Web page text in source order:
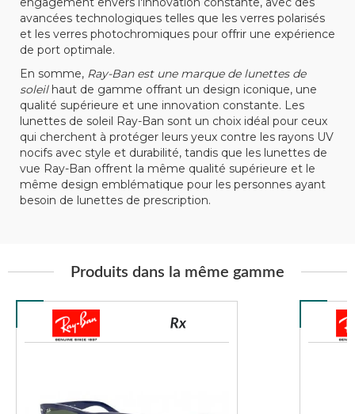
avancées technologiques telles que les verres polarisés
et les verres photochromiques pour offrir une expérience
de port optimale.
En somme, Ray-Ban est une marque de lunettes de
soleilhaut de gamme offrant un design iconique, une
qualité supérieure et une innovation constante. Les
lunettes de soleil Ray-Ban sont un choix idéal pour ceux
qui cherchent à protéger leurs yeux contre les rayons UV
nocifs avec style et durabilité, tandis que les lunettes de
vue Ray-Ban offrent la même qualité supérieure et le
même design emblématique pour les personnes ayant
besoin de lunettes de prescription.
Produits dans la même gamme